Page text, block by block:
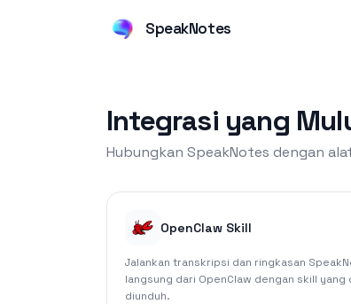
SpeakNotes
Integrasi yang
Hubungkan SpeakNotes dengan
OpenClaw Skill
Jalankan transkripsi dan ringkasan
langsung dari OpenClaw dengan skill yang
diunduh.